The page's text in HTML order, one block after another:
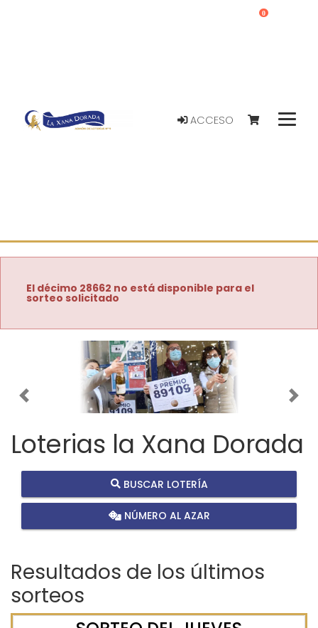
ACCESO
0
El décimo 28662 no está disponible para el
sorteo solicitado
Imagen anterior
Loterias la Xana Dorada
BUSCAR LOTERÍA
NÚMERO AL AZAR
Resultados de los últimos
sorteos